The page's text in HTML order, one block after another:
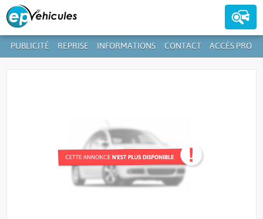
Contactez-nous au
PUBLICITÉ REPRISE INFORMATIONS CONTACT ACCÈS PRO